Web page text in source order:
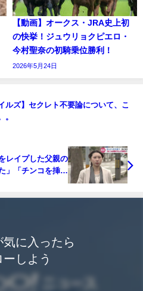
【動画】オークス・JRA史上初
の快挙！ジュウリョクピエロ・
今村聖奈の初騎乗位勝利！
2026年5月24日
ルズ】セクレト不要論について、こ
。
レイプした父親の
」「チンコを挿し
気に入ったら
ーしよう